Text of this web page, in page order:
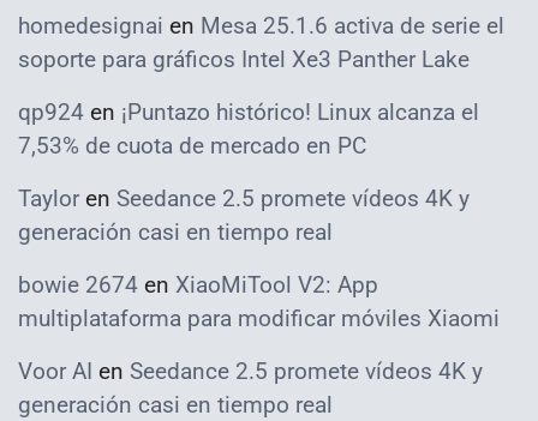
homedesignai en Mesa 25.1.6 activa de serie el
soporte para gráficos Intel Xe3 Panther Lake
qp924 en ¡Puntazo histórico! Linux alcanza el
7,53% de cuota de mercado en PC
Taylor en Seedance 2.5 promete vídeos 4K y
generación casi en tiempo real
bowie 2674 en XiaoMiTool V2: App
multiplataforma para modificar móviles Xiaomi
Voor AI en Seedance 2.5 promete vídeos 4K y
generación casi en tiempo real